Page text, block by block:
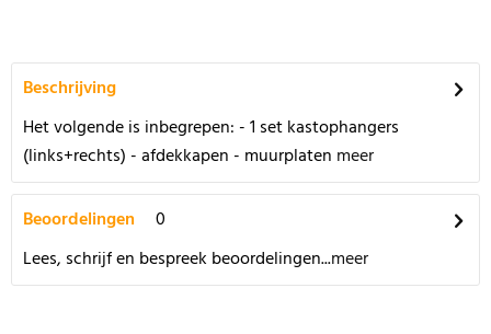
Beschrijving
Het volgende is inbegrepen: - 1 set kastophangers
(links+rechts) - afdekkapen - muurplaten meer
Beoordelingen
0
Lees, schrijf en bespreek beoordelingen...meer